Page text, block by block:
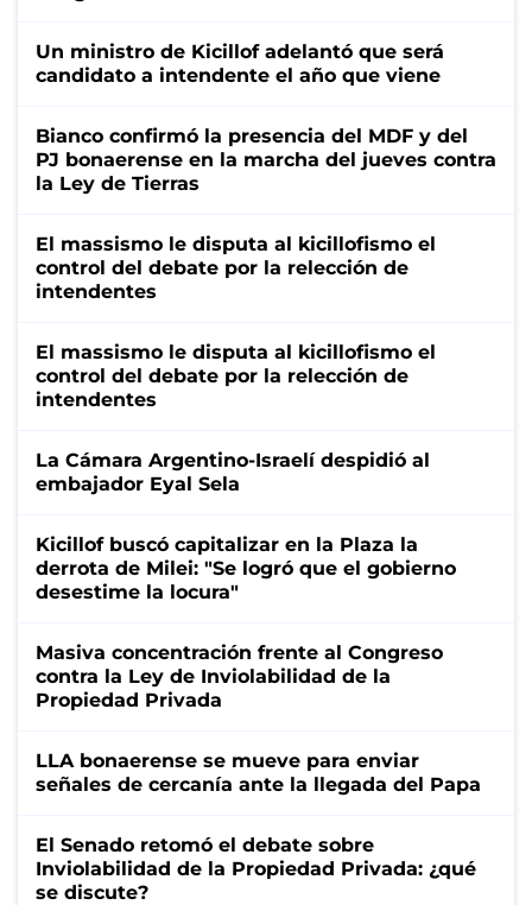
Un ministro de Kicillof adelantó que será
candidato a intendente el año que viene
Bianco confirmó la presencia del MDF y del
PJ bonaerense en la marcha del jueves contra
la Ley de Tierras
El massismo le disputa al kicillofismo el
control del debate por la relección de
intendentes
El massismo le disputa al kicillofismo el
control del debate por la relección de
intendentes
La Cámara Argentino-Israelí despidió al
embajador Eyal Sela
Kicillof buscó capitalizar en la Plaza la
derrota de Milei: "Se logró que el gobierno
desestime la locura"
Masiva concentración frente al Congreso
contra la Ley de Inviolabilidad de la
Propiedad Privada
LLA bonaerense se mueve para enviar
señales de cercanía ante la llegada del Papa
El Senado retomó el debate sobre
Inviolabilidad de la Propiedad Privada: ¿qué
se discute?